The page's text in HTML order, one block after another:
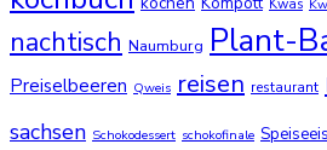
Kwas
nachtisch Naumburg Plant-
Preiselbeeren Qweis reisen restaurant
sachsen Schokodessert schokofinale Speiseeis